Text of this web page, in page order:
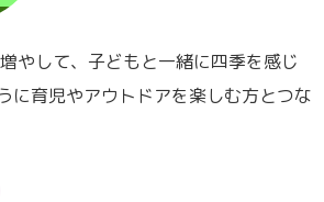
やして、子どもと一緒に四季を感じ
に育児やアウトドアを楽しむ方とつな